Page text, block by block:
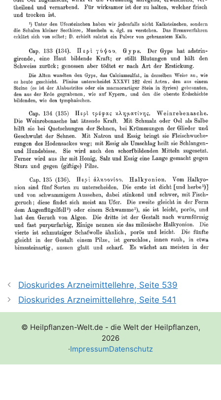
Dioskurides Arzneimittellehre, Seite 539
Dioskurides Arzneimittellehre, Seite 541
© Heilpflanzen-Welt.de - die Welt der Heilpflanzen,
2026
·ImpressumDatenschutz